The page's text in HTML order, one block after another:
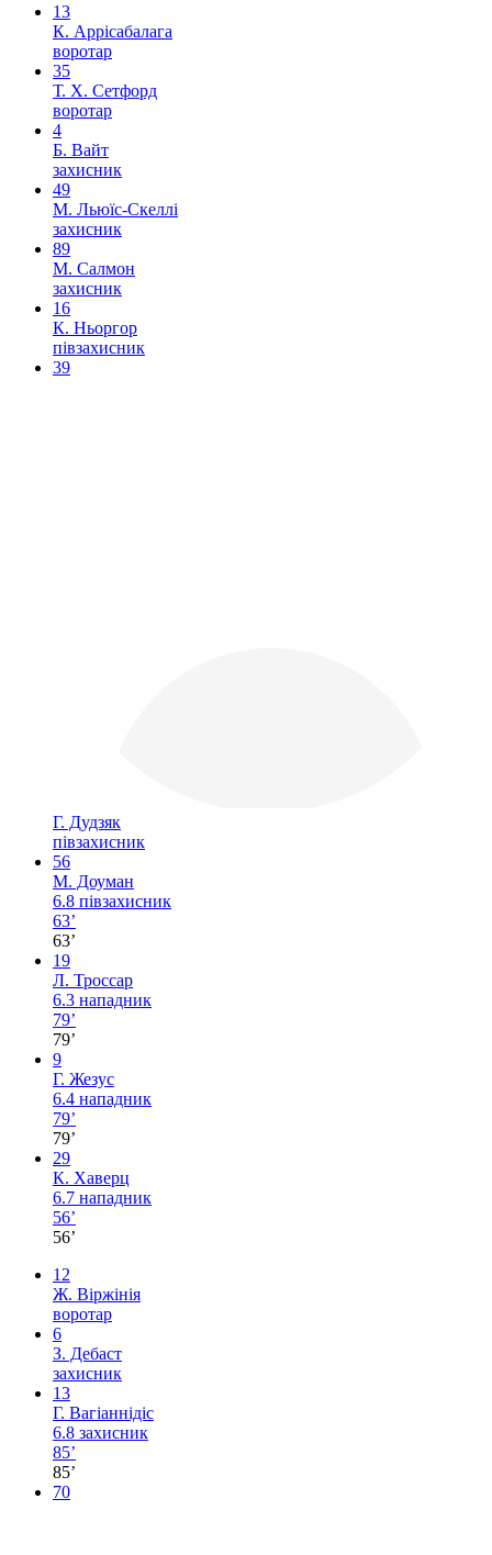
13
К. Аррісабалага
воротар
35
Т. Х. Сетфорд
воротар
4
Б. Вайт
захисник
49
М. Льюїс-Скеллі
захисник
89
М. Салмон
захисник
16
К. Ньоргор
півзахисник
39
Г. Дудзяк
півзахисник
56
М. Доуман
6.8 півзахисник
63’
63’
19
Л. Троссар
6.3 нападник
79’
79’
9
Г. Жезус
6.4 нападник
79’
79’
29
К. Хаверц
6.7 нападник
56’
56’
12
Ж. Віржінія
воротар
6
З. Дебаст
захисник
13
Г. Вагіаннідіс
6.8 захисник
85’
85’
70